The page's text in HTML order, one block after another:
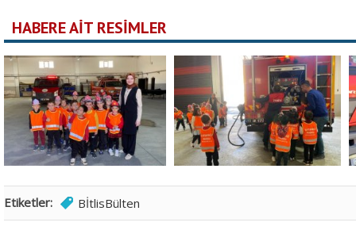
HABERE AİT RESİMLER
Etiketler: BİtlisBülten